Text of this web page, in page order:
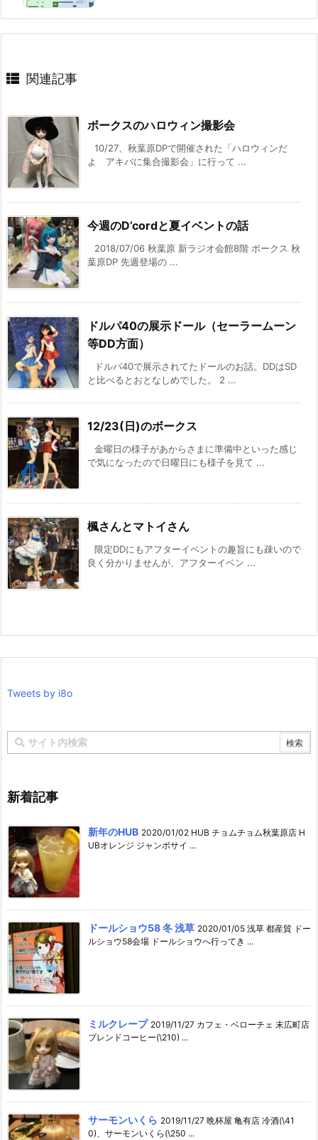
関連記事
ボークスのハロウィン撮影会
10/27、秋葉原DPで開催された「ハロウィンだ
よ アキバに集合撮影会」に行って ...
今週のD’cordと夏イベントの話
2018/07/06 秋葉原 新ラジオ会館8階 ボークス 秋
葉原DP 先週登場の ...
ドルパ40の展示ドール（セーラームーン
等DD方面）
ドルパ40で展示されてたドールのお話。DDはSD
と比べるとおとなしめでした。 2 ...
12/23(日)のボークス
金曜日の様子があからさまに準備中といった感じ
で気になったので日曜日にも様子を見て ...
楓さんとマトイさん
限定DDにもアフターイベントの趣旨にも疎いので
良く分かりませんが、アフターイベン ...
Tweets by i8o
新着記事
新年のHUB 2020/01/02 HUB チョムチョム秋葉原店 H
UBオレンジ ジャンボサイ ...
ドールショウ58 冬 浅草 2020/01/05 浅草 都産貿 ドー
ルショウ58会場 ドールショウへ行ってき ...
ミルクレープ 2019/11/27 カフェ・ベローチェ 末広町店
ブレンドコーヒー(\210) ...
サーモンいくら 2019/11/27 晩杯屋 亀有店 冷酒(\41
0)、サーモンいくら(\250 ...